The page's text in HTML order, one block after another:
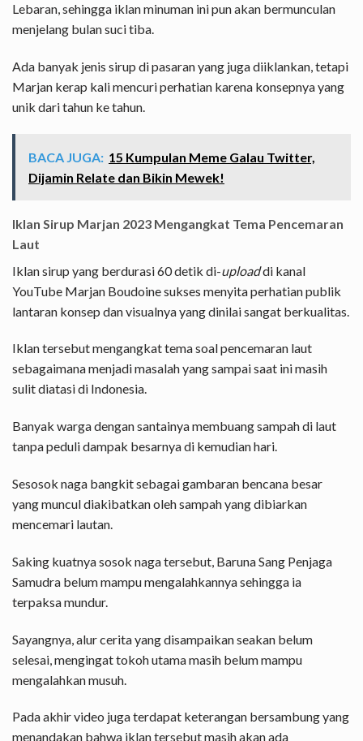
Lebaran, sehingga iklan minuman ini pun akan bermunculan
menjelang bulan suci tiba.
Ada banyak jenis sirup di pasaran yang juga diiklankan, tetapi
Marjan kerap kali mencuri perhatian karena konsepnya yang
unik dari tahun ke tahun.
BACA JUGA: 15 Kumpulan Meme Galau Twitter,
Dijamin Relate dan Bikin Mewek!
Iklan Sirup Marjan 2023 Mengangkat Tema Pencemaran
Laut
Iklan sirup yang berdurasi 60 detik di-uploaddi kanal
YouTube Marjan Boudoine sukses menyita perhatian publik
lantaran konsep dan visualnya yang dinilai sangat berkualitas.
Iklan tersebut mengangkat tema soal pencemaran laut
sebagaimana menjadi masalah yang sampai saat ini masih
sulit diatasi di Indonesia.
Banyak warga dengan santainya membuang sampah di laut
tanpa peduli dampak besarnya di kemudian hari.
Sesosok naga bangkit sebagai gambaran bencana besar
yang muncul diakibatkan oleh sampah yang dibiarkan
mencemari lautan.
Saking kuatnya sosok naga tersebut, Baruna Sang Penjaga
Samudra belum mampu mengalahkannya sehingga ia
terpaksa mundur.
Sayangnya, alur cerita yang disampaikan seakan belum
selesai, mengingat tokoh utama masih belum mampu
mengalahkan musuh.
Pada akhir video juga terdapat keterangan bersambung yang
menandakan bahwa iklan tersebut masih akan ada